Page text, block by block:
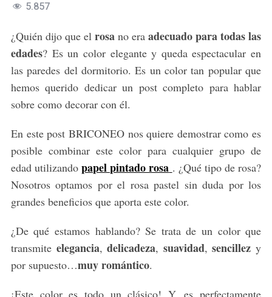
5.857
¿Quién dijo que el rosano eraadecuado para todas las
edades? Es un color elegante y queda espectacular en
las paredes del dormitorio. Es un color tan popular que
hemos querido dedicar un post completo para hablar
sobre como decorar con él.
En este post BRICONEO nos quiere demostrar como es
posible combinar este color para cualquier grupo de
edad utilizandopapel pintado rosa . ¿Qué tipo de rosa?
Nosotros optamos por el rosa pastel sin duda por los
grandes beneficios que aporta este color.
¿De qué estamos hablando? Se trata de un color que
transmite elegancia,delicadeza, suavidad,sencillezy
por supuesto…muy romántico.
¡Este color es todo un clásico! Y, es perfectamente